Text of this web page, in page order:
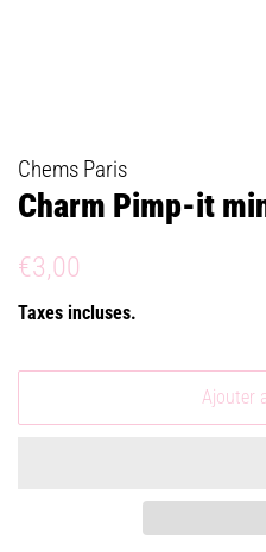
Chems Paris
Charm Pimp-it
Prix
€3,00
Taxes incluses.
Ajouter